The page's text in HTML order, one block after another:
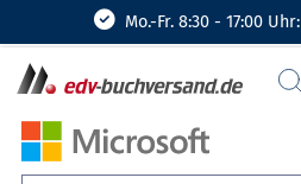
Mo.-Fr. 8:30 - 17:00 Uhr: